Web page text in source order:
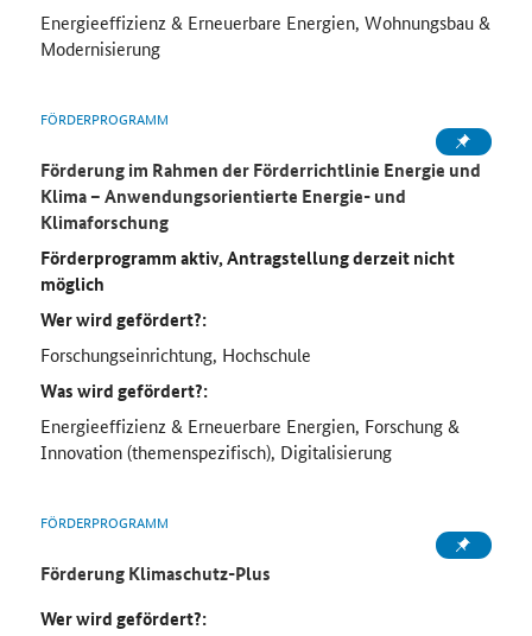
Energieeffizienz & Erneuerbare Energien, Wohnungsbau &
Modernisierung
FÖRDERPROGRAMM
Förderung im Rahmen der Förderrichtlinie Energie und
Klima – Anwendungsorientierte Energie- und
Klimaforschung
Förderprogramm aktiv, Antragstellung derzeit nicht
möglich
Wer wird gefördert?:
Forschungseinrichtung, Hochschule
Was wird gefördert?:
Energieeffizienz & Erneuerbare Energien, Forschung &
Innovation (themenspezifisch), Digitalisierung
FÖRDERPROGRAMM
Förderung Klimaschutz-Plus
Wer wird gefördert?: